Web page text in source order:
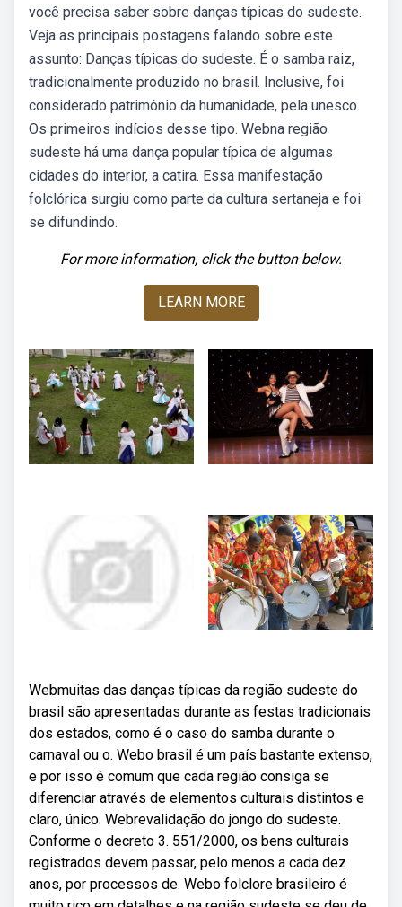
você precisa saber sobre danças típicas do sudeste.
Veja as principais postagens falando sobre este
assunto: Danças típicas do sudeste. É o samba raiz,
tradicionalmente produzido no brasil. Inclusive, foi
considerado patrimônio da humanidade, pela unesco.
Os primeiros indícios desse tipo. Webna região
sudeste há uma dança popular típica de algumas
cidades do interior, a catira. Essa manifestação
folclórica surgiu como parte da cultura sertaneja e foi
se difundindo.
For more information, click the button below.
LEARN MORE
Webmuitas das danças típicas da região sudeste do
brasil são apresentadas durante as festas tradicionais
dos estados, como é o caso do samba durante o
carnaval ou o. Webo brasil é um país bastante extenso,
e por isso é comum que cada região consiga se
diferenciar através de elementos culturais distintos e
claro, único. Webrevalidação do jongo do sudeste.
Conforme o decreto 3. 551/2000, os bens culturais
registrados devem passar, pelo menos a cada dez
anos, por processos de. Webo folclore brasileiro é